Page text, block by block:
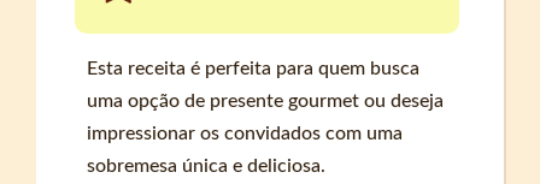
Esta receita é perfeita para quem busca
uma opção de presente gourmet ou deseja
impressionar os convidados com uma
sobremesa única e deliciosa.